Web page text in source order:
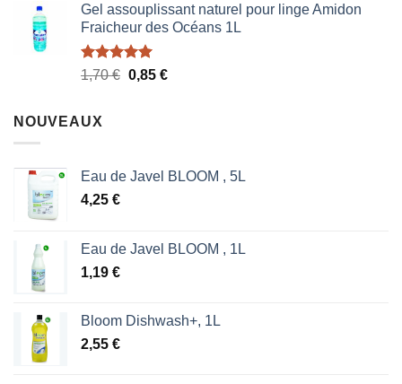
Gel assouplissant naturel pour linge Amidon
Fraicheur des Océans 1L
Note5.00
1,70€ Le
0,85 €Le
NOUVEAUX
Eau de Javel BLOOM , 5L
4,25 €
Eau de Javel BLOOM , 1L
1,19 €
Bloom Dishwash+, 1L
2,55 €